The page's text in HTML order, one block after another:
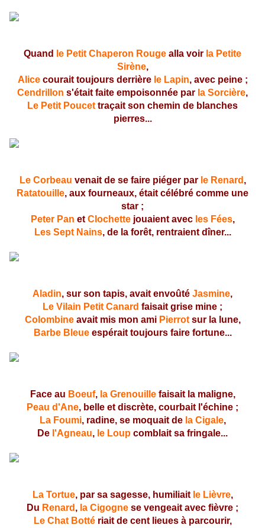
Quand le Petit Chaperon Rouge alla voir la Petite
Sirène,
Alicecourait toujours derrière le Lapin, avec peine ;
Cendrillon s'était faite empoisonnée par la Sorcière,
Le Petit Poucet traçait son chemin de blanches
pierres...
Le Corbeau venait de se faire piéger par le Renard ,
Ratatouille, aux fourneaux, était célébré comme une
star ;
Peter Pan et Clochettejouaient avec les Fées,
Les Sept Nains, de la forêt, rentraient dîner...
Aladin, sur son tapis, avait envoûté Jasmine,
Le Vilain Petit Canard faisait grise mine ;
Colombineavait mis mon ami Pierrotsur la lune,
Barbe Bleueespérait toujours faire fortune...
Face au Boeuf, la Grenouillefaisait la maligne,
Peau d'Ane, belle et discrète, courbait l'échine ;
La Foumi, radine, se moquait de la Cigale,
De l'Agneau, le Loup comblait sa fringale...
La Tortue, par sa sagesse, humiliait le Lièvre,
Du Renard , la Cigogne se vengeait avec fièvre ;
Le Chat Bottériait de cent lieues à parcourir,